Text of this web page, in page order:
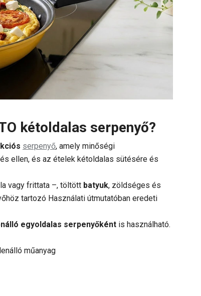
kétoldalas serpenyő?
serpenyő, amely minőségi
ellen, és az ételek kétoldalas sütésére és
vagy frittata –, töltött batyuk, zöldséges és
tartozó Használati útmutatóban eredeti
egyoldalas serpenyőként is használható.
műanyag